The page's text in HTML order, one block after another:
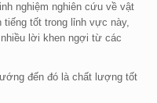
nghiệm nghiên cứu về vật
tốt trong lỉnh vực này,
lời khen ngợi từ các
đến đó là chất lượng tốt